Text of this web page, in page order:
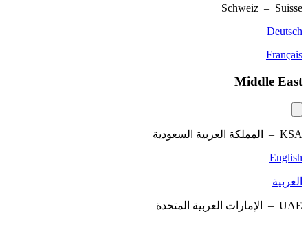
Schweiz – Suisse
Deutsch
Français
Middle East
KSA –
المملكة العربية السعودية
English
العربية
UAE –
الإمارات العربية المتحدة